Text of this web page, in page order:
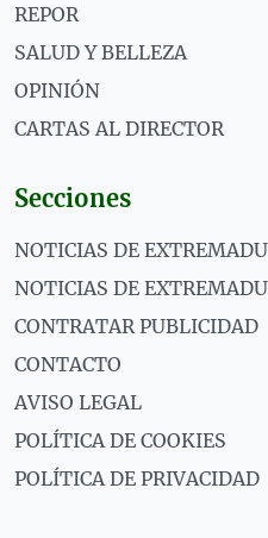
REPOR
SALUD Y BELLEZA
OPINIÓN
CARTAS AL DIRECTOR
Secciones
NOTICIAS DE
NOTICIAS DE
CONTRATAR PUBLICIDAD
CONTACTO
AVISO LEGAL
POLÍTICA DE COOKIES
POLÍTICA DE PRIVACIDAD